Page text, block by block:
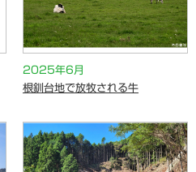
2025年6月
根釧台地で放牧される牛